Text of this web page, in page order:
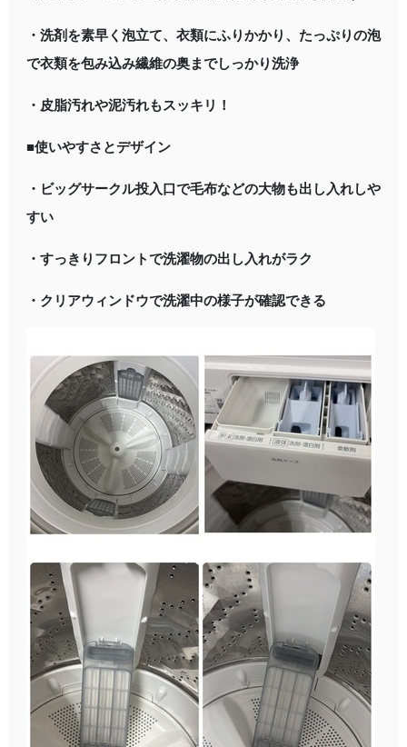
・洗剤を素早く泡立て、衣類にふりかかり、たっぷりの泡
で衣類を包み込み繊維の奥までしっかり洗浄
・皮脂汚れや泥汚れもスッキリ！
■使いやすさとデザイン
・ビッグサークル投入口で毛布などの大物も出し入れしや
すい
・すっきりフロントで洗濯物の出し入れがラク
・クリアウィンドウで洗濯中の様子が確認できる